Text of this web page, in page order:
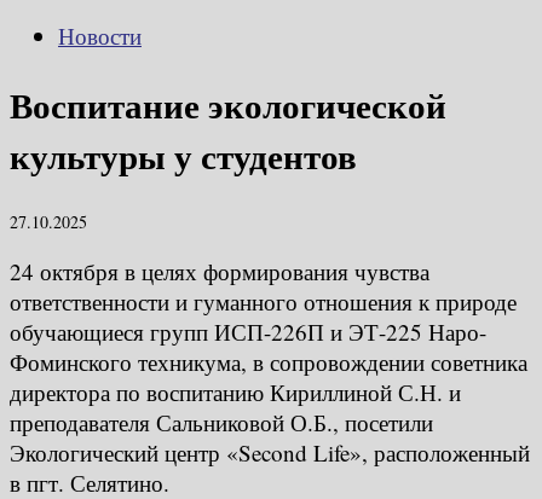
Новости
Воспитание экологической
культуры у студентов
27.10.2025
24 октября в целях формирования чувства
ответственности и гуманного отношения к природе
обучающиеся групп ИСП-226П и ЭТ-225 Наро-
Фоминского техникума, в сопровождении советника
директора по воспитанию Кириллиной С.Н. и
преподавателя Сальниковой О.Б., посетили
Экологический центр «Second Life», расположенный
в пгт. Селятино.